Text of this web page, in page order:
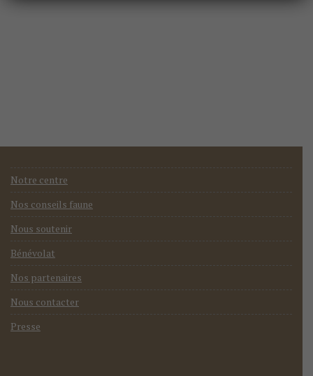
Notre centre
Nos conseils faune
Nous soutenir
Bénévolat
Nos partenaires
Nous contacter
Presse